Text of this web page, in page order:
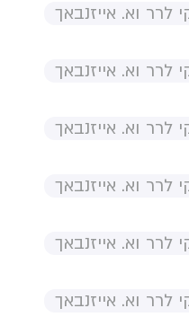
לרר וא. אייזנבאך
לרר וא. אייזנבאך
לרר וא. אייזנבאך
לרר וא. אייזנבאך
לרר וא. אייזנבאך
לרר וא. אייזנבאך